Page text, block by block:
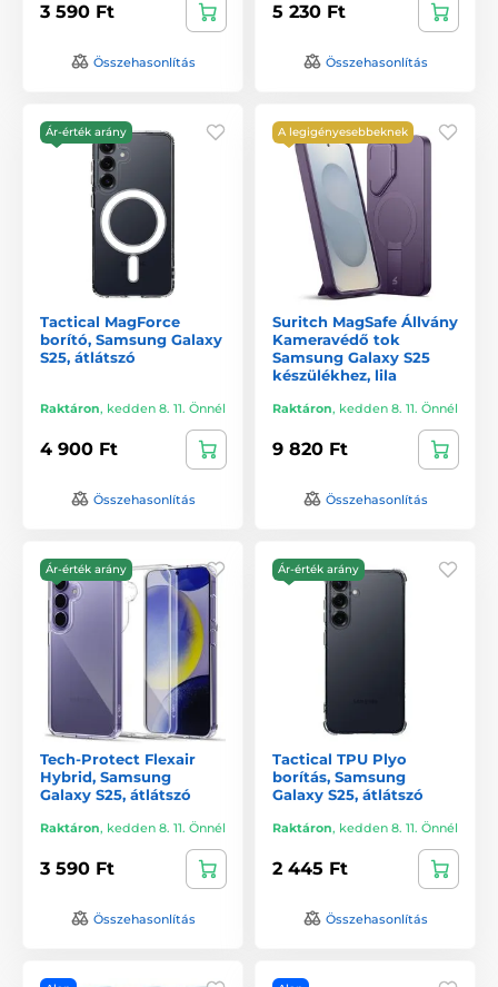
3 590 Ft
Összehasonlítás
5 230 Ft
Összehasonlítás
Ár-érték arány
Tactical MagForce
borító, Samsung Galaxy
S25, átlátszó
Raktáron, kedden 8. 11. Önnél
4 900 Ft
Összehasonlítás
A legigényesebbeknek
Suritch MagSafe Állvány
Kameravédő tok
Samsung Galaxy S25
készülékhez, lila
Raktáron, kedden 8. 11. Önnél
9 820 Ft
Összehasonlítás
Ár-érték arány
Tech-Protect Flexair
Hybrid, Samsung
Galaxy S25, átlátszó
Raktáron, kedden 8. 11. Önnél
3 590 Ft
Összehasonlítás
Ár-érték arány
Tactical TPU Plyo
borítás, Samsung
Galaxy S25, átlátszó
Raktáron, kedden 8. 11. Önnél
2 445 Ft
Összehasonlítás